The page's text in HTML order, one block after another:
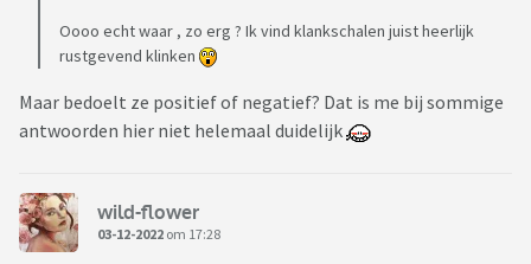
Oooo echt waar , zo erg ? Ik vind klankschalen juist heerlijk
rustgevend klinken
Maar bedoelt ze positief of negatief? Dat is me bij sommige
antwoorden hier niet helemaal duidelijk
wild-flower
03-12-2022 om 17:28